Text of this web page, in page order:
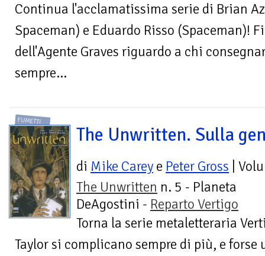
Continua l'acclamatissima serie di Brian
Spaceman) e Eduardo Risso (Spaceman)!
dell'Agente Graves riguardo a chi
sempre...
FUMETTI
The Unwritten. Sulla
di Mike Carey e Peter Gross |
The Unwritten n. 5 - Planeta
DeAgostini - Reparto Vertigo
Torna la serie metaletteraria
Taylor si complicano sempre di più, e